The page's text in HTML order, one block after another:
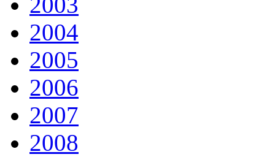
2004
2005
2006
2007
2008